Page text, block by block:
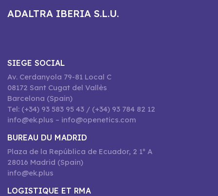
ADALTRA IBERIA S.L.U.
SIEGE SOCIAL
Av. Cerdanyola 79-81 Local C
08172 Sant Cugat del Vallès
Barcelona (Spain)
Tel: (+34) 93 583 95 43 / (+34) 93 784 82 12
info@ek.plus – info@openetics.com
BUREAU DU MADRID
Plaza de la República de Ecuador, 2 1º A
28016 Madrid (Spain)
info@ek.plus
LOGISTIQUE ET RMA